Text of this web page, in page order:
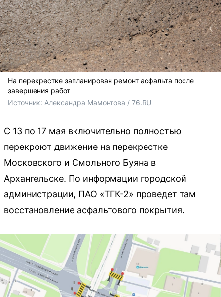
На перекрестке запланирован ремонт асфальта после
завершения работ
Источник: Александра Мамонтова / 76.RU
С 13 по 17 мая включительно полностью
перекроют движение на перекрестке
Московского и Смольного Буяна в
Архангельске. По информации городской
администрации, ПАО «ТГК-2» проведет там
восстановление асфальтового покрытия.